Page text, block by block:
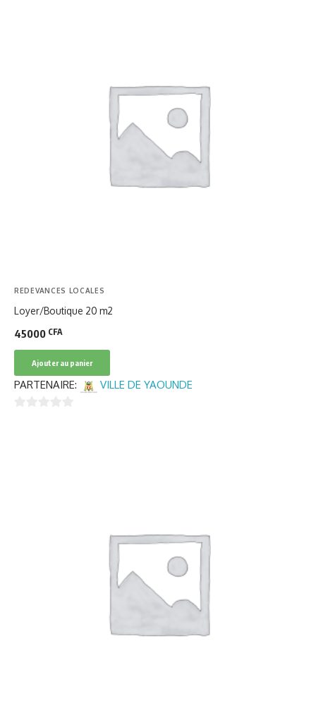
REDEVANCES LOCALES
Loyer/Boutique 20 m2
45000 CFA
Ajouter au panier
PARTENAIRE: VILLE DE YAOUNDE